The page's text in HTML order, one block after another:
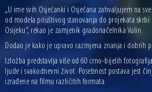
„U ime svih Osječanki i Osječana zahvaljujem na
od modela priuštivog stanovanja do projekata
Osijeku“, rekao je zamjenik gradonačelnika Vulin.
Dodao je kako je upravo razmjena znanja i dobrih
Izložba predstavlja više od 60 crno-bijelih
ljude i svakodnevni život. Posebnost postava jest
izrađene na filmu različitih formata.